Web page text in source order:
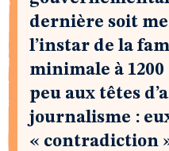
dernière soit
l’instar de la
minimale à
peu aux têtes
journalisme :
« contradiction